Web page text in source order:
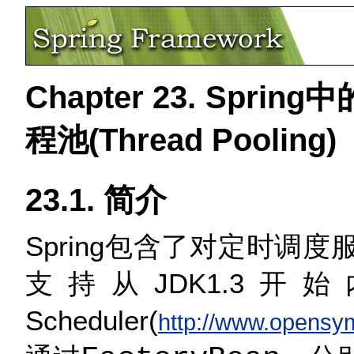
Chapter 23. Spring中
程池(Thread Pooling)
23.1. 简介
Spring包含了对定时调度
支持从JDK1.3开
Scheduler(http://